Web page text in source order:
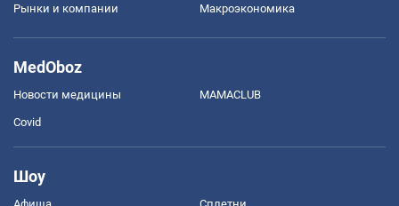
Рынки и компании Mакроэкономика
MedOboz
Новости медицины MAMACLUB
Covid
Шоу